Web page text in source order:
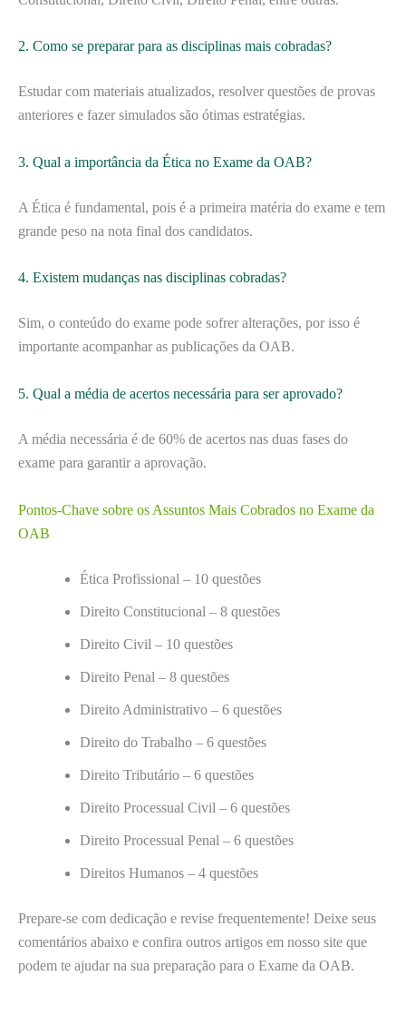
2. Como se preparar para as disciplinas mais cobradas?
Estudar com materiais atualizados, resolver questões de provas
anteriores e fazer simulados são ótimas estratégias.
3. Qual a importância da Ética no Exame da OAB?
A Ética é fundamental, pois é a primeira matéria do exame e tem
grande peso na nota final dos candidatos.
4. Existem mudanças nas disciplinas cobradas?
Sim, o conteúdo do exame pode sofrer alterações, por isso é
importante acompanhar as publicações da OAB.
5. Qual a média de acertos necessária para ser aprovado?
A média necessária é de 60% de acertos nas duas fases do
exame para garantir a aprovação.
Pontos-Chave sobre os Assuntos Mais Cobrados no Exame da
OAB
Ética Profissional – 10 questões
Direito Constitucional – 8 questões
Direito Civil – 10 questões
Direito Penal – 8 questões
Direito Administrativo – 6 questões
Direito do Trabalho – 6 questões
Direito Tributário – 6 questões
Direito Processual Civil – 6 questões
Direito Processual Penal – 6 questões
Direitos Humanos – 4 questões
Prepare-se com dedicação e revise frequentemente! Deixe seus
comentários abaixo e confira outros artigos em nosso site que
podem te ajudar na sua preparação para o Exame da OAB.